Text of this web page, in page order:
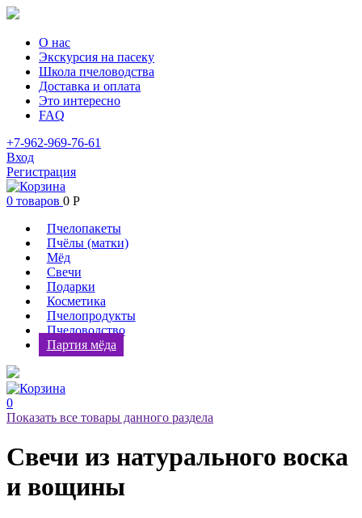
О нас
Экскурсия на пасеку
Школа пчеловодства
Доставка и оплата
Это интересно
FAQ
+7-962-969-76-61
Вход
Регистрация
0 товаров 0 Р
Пчелопакеты
Пчёлы (матки)
Мёд
Свечи
Подарки
Косметика
Пчелопродукты
Пчеловодство
Партия мёда
0
Показать все товары данного раздела
Свечи из натурального воска
и вощины